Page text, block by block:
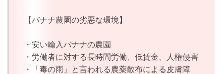
【バナナ農園の劣悪な環境】
・安い輸入バナナの農園
・労働者に対する長時間労働、低賃金、人権侵害
・「毒の雨」と言われる農薬散布による皮膚障